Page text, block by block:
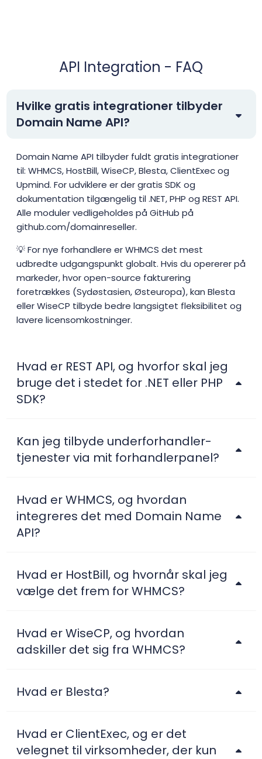
API Integration - FAQ
Hvilke gratis integrationer tilbyder
Domain Name API?
Domain Name API tilbyder fuldt gratis integrationer
til: WHMCS, HostBill, WiseCP, Blesta, ClientExec og
Upmind. For udviklere er der gratis SDK og
dokumentation tilgængelig til .NET, PHP og REST API.
Alle moduler vedligeholdes på GitHub på
github.com/domainreseller.
💡 For nye forhandlere er WHMCS det mest
udbredte udgangspunkt globalt. Hvis du opererer på
markeder, hvor open-source fakturering
foretrækkes (Sydøstasien, Østeuropa), kan Blesta
eller WiseCP tilbyde bedre langsigtet fleksibilitet og
lavere licensomkostninger.
Hvad er REST API, og hvorfor skal jeg
bruge det i stedet for .NET eller PHP
SDK?
Kan jeg tilbyde underforhandler-
tjenester via mit forhandlerpanel?
Hvad er WHMCS, og hvordan
integreres det med Domain Name
API?
Hvad er HostBill, og hvornår skal jeg
vælge det frem for WHMCS?
Hvad er WiseCP, og hvordan
adskiller det sig fra WHMCS?
Hvad er Blesta?
Hvad er ClientExec, og er det
velegnet til virksomheder, der kun